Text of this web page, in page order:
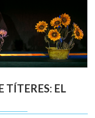
TÍTERES: EL